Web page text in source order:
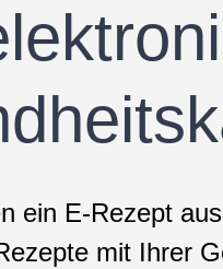
ein E-Rezept
mit Ihrer